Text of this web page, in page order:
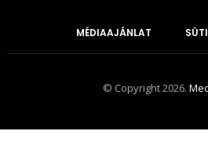
MÉDIAAJÁNLAT
© Copyright 2026.